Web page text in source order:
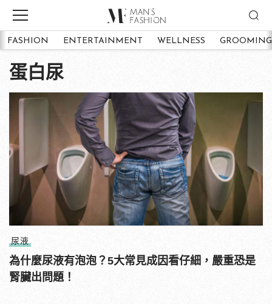
FASHION ENTERTAINMENT WELLNESS GROOMING
蛋白尿
尿液
為什麼尿液有泡泡？5大常見成因看仔細，嚴重恐是
腎臟出問題！